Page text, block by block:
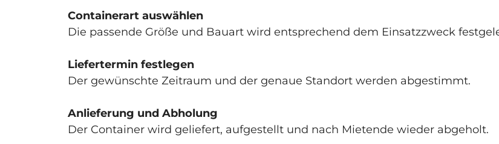
Containerart auswählen
Die passende Größe und Bauart wird entsprechend dem Einsatzzweck
Liefertermin festlegen
Der gewünschte Zeitraum und der genaue Standort werden abgestimmt.
Anlieferung und Abholung
Der Container wird geliefert, aufgestellt und nach Mietende wieder abgeholt.